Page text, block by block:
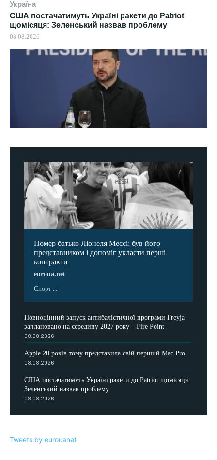
Україна
США постачатимуть Україні ракети до Patriot
щомісяця: Зеленський назвав проблему
08.08.2026
Помер батько Ліонеля Мессі: був його
представником і допоміг укласти перші
контракти
euroua.net
Спорт ...
Повноцінний запуск антибалістичної програми Freyja
заплановано на середину 2027 року – Fire Point
08.08.2026
Apple 20 років тому представила свій перший Mac Pro
08.08.2026
США постачатимуть Україні ракети до Patriot щомісяця:
Зеленський назвав проблему
08.08.2026
Tweets by eurouanet